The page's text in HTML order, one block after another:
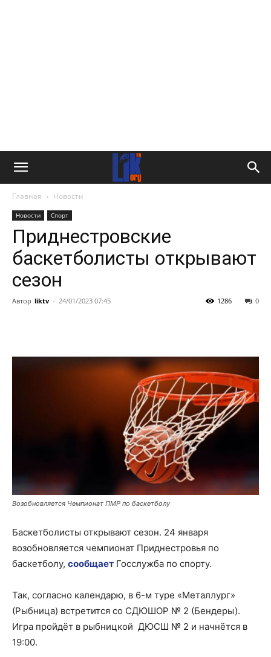
Главная Новости
Новости Спорт
Приднестровские
баскетболисты открывают
сезон
Автор liktv - 24/01/2023 07:45 0
1286
Возобновляется Чемпионат ПМР по баскетболу
Баскетболисты открывают сезон. 24 января
возобновляется чемпионат Приднестровья по
баскетболу, сообщает Госслужба по спорту.
Так, согласно календарю, в 6-м туре «Металлург»
(Рыбница) встретится со СДЮШОР № 2 (Бендеры).
Игра пройдёт в рыбницкой ДЮСШ № 2 и начнётся в
19:00.